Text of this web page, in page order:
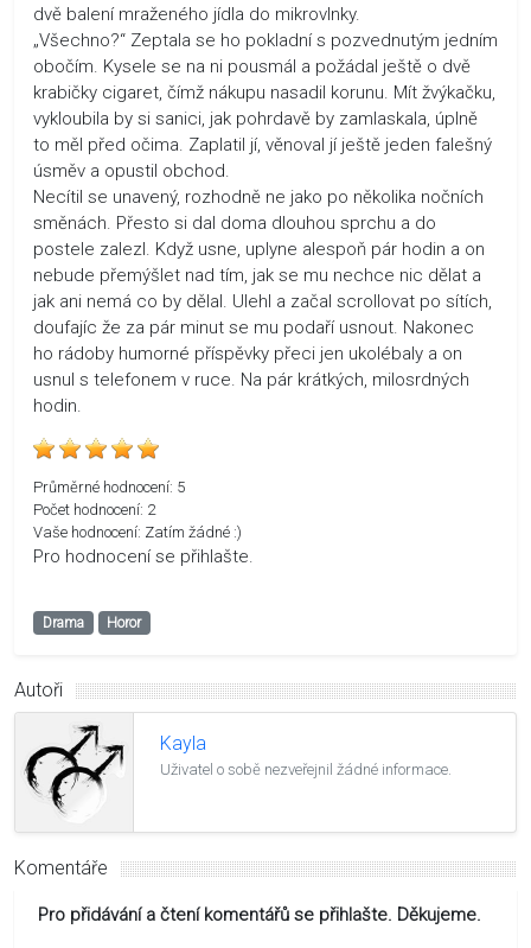
dvě balení mraženého jídla do mikrovlnky.
„Všechno?“ Zeptala se ho pokladní s pozvednutým jedním
obočím. Kysele se na ni pousmál a požádal ještě o dvě
krabičky cigaret, čímž nákupu nasadil korunu. Mít žvýkačku,
vykloubila by si sanici, jak pohrdavě by zamlaskala, úplně
to měl před očima. Zaplatil jí, věnoval jí ještě jeden falešný
úsměv a opustil obchod.
Necítil se unavený, rozhodně ne jako po několika nočních
směnách. Přesto si dal doma dlouhou sprchu a do
postele zalezl. Když usne, uplyne alespoň pár hodin a on
nebude přemýšlet nad tím, jak se mu nechce nic dělat a
jak ani nemá co by dělal. Ulehl a začal scrollovat po sítích,
doufajíc že za pár minut se mu podaří usnout. Nakonec
ho rádoby humorné příspěvky přeci jen ukolébaly a on
usnul s telefonem v ruce. Na pár krátkých, milosrdných
hodin.
Průměrné hodnocení: 5
Počet hodnocení: 2
Vaše hodnocení: Zatím žádné :)
Pro hodnocení se přihlašte.
Drama Horor
Autoři
Kayla
Uživatel o sobě nezveřejnil žádné informace.
Komentáře
Pro přidávání a čtení komentářů se přihlašte. Děkujeme.